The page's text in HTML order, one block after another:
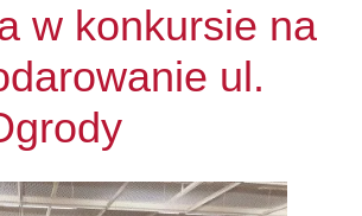
w konkursie na
ul.